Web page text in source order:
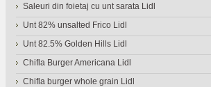
Saleuri din foietaj cu unt sarata Lidl
Unt 82% unsalted Frico Lidl
Unt 82.5% Golden Hills Lidl
Chifla Burger Americana Lidl
Chifla burger whole grain Lidl